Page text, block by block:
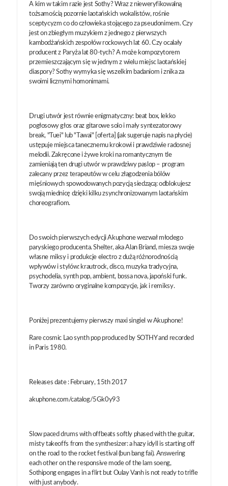
A kim w takim razie jest Sothy? Wraz z nieweryfikowalną
tożsamością pozornie laotańskich wokalistów, rośnie
sceptycyzm co do człowieka stojącego za pseudonimem. Czy
jest on zbiegłym muzykiem z jednego z pierwszych
kambodżańskich zespołów rockowych lat 60. Czy ocalały
producent z Paryża lat 80-tych? A może kompozytorem
przemieszczającym się w jednym z wielu miejsc laotańskiej
diaspory? Sothy wymyka się wszelkim badaniom i znika za
swoimi licznymi homonimami.
Drugi utwór jest równie enigmatyczny: beat box, lekko
pogłosowy głos oraz gitarowe solo i mały syntezatorowy
break, "Tuei" lub "Tawai" [oferta] (jak sugeruje napis na płycie)
ustępuje miejsca tanecznemu krokowi i prawdziwie radosnej
melodii. Zakręcone i żywe kroki na romantycznym tle
zamieniają ten drugi utwór w prawdziwy paslop – program
zalecany przez terapeutów w celu złagodzenia bólów
mięśniowych spowodowanych pozycją siedzącą: odblokujesz
swoją miednicę dzięki kilku zsynchronizowanym laotańskim
choreografiom.
Do swoich pierwszych edycji Akuphone wezwał młodego
paryskiego producenta. Shelter, aka Alan Briand, miesza swoje
własne miksy i produkcje electro z dużą różnorodnością
wpływów i stylów: krautrock, disco, muzyka tradycyjna,
psychodelia, synth pop, ambient, bossa nova, japoński funk.
Tworzy zarówno oryginalne kompozycje, jak i remiksy.
Poniżej prezentujemy pierwszy maxi singiel w Akuphone!
Rare cosmic Lao synth pop produced by SOTHY and recorded
in Paris 1980.
Releases date : February, 15th 2017
akuphone.com/catalog/5Gk0y93
Slow paced drums with offbeats softly phased with the guitar,
misty takeoffs from the synthesizer: a hazy idyll is starting off
on the road to the rocket festival (bun bang fai). Answering
each other on the responsive mode of the lam soeng,
Sothipong engages in a flirt but Oulay Vanh is not ready to trifle
with just anybody.